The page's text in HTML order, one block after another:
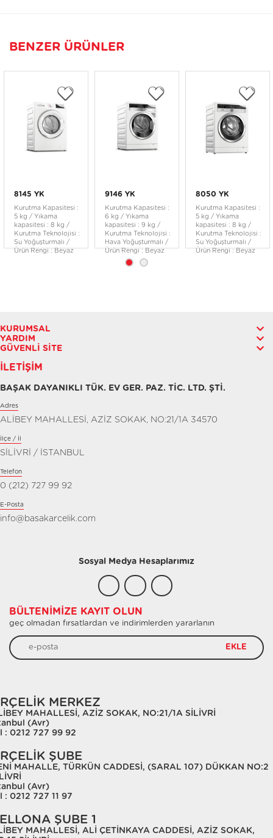
BENZER ÜRÜNLER
8145 YK
Kurutma Kapasitesi :
5 kg / Yıkama
kapasitesi : 8 kg /
Kurutma Teknolojisi :
Su Yoğuşturmalı /
Ürün Rengi : Beyaz
9146 YK
Kurutma Kapasitesi :
6 kg / Yıkama
kapasitesi : 9 kg /
Kurutma Teknolojisi :
Hava Yoğuşturmalı /
Ürün Rengi : Beyaz
8050 YK
Kurutma Kapasitesi :
5 kg / Yıkama
kapasitesi : 8 kg /
Kurutma Teknolojisi :
Su Yoğuşturmalı /
Ürün Rengi : Beyaz
KURUMSAL
YARDIM
GÜVENLI SITE
İLETIŞIM
BAŞAK DAYANIKLI TÜK. EV GER. PAZ. TİC. LTD. ŞTİ.
Adres
ALİBEY MAHALLESİ, AZİZ SOKAK, NO:21/1A 34570
İlçe / İl
SİLİVRİ / İSTANBUL
Telefon
0 (212) 727 99 92
E-Posta
info@basakarcelik.com
Sosyal Medya Hesaplarımız
BÜLTENIMIZE KAYIT OLUN
geç olmadan fırsatlardan ve indirimlerden yararlanın
EKLE
MERKEZ
MAHALLESİ, AZİZ SOKAK, NO:21/1A SİLİVRİ
(Avr)
: 0212 727 99 92
ŞUBE
MAHALLE, TÜRKÜN CADDESİ, (SARAL 107) DÜKKAN NO:2
(Avr)
: 0212 727 11 97
ŞUBE 1
MAHALLESİ, ALİ ÇETİNKAYA CADDESİ, AZİZ SOKAK,